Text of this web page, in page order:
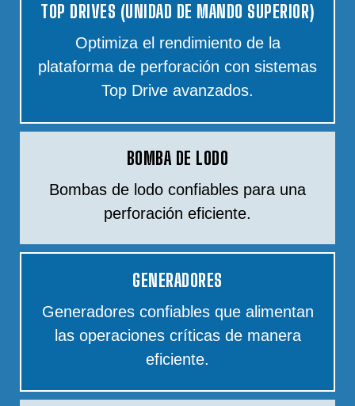
TOP DRIVES (UNIDAD DE MANDO SUPERIOR)
Optimiza el rendimiento de la
plataforma de perforación con sistemas
Top Drive avanzados.
BOMBA DE LODO
Bombas de lodo confiables para una
perforación eficiente.
GENERADORES
Generadores confiables que alimentan
las operaciones críticas de manera
eficiente.